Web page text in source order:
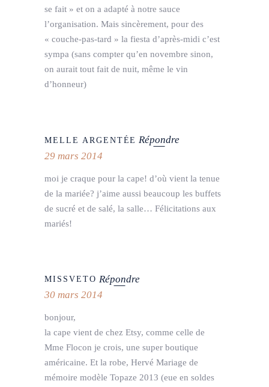
se fait » et on a adapté à notre sauce
l’organisation. Mais sincèrement, pour des
« couche-pas-tard » la fiesta d’après-midi c’est
sympa (sans compter qu’en novembre sinon,
on aurait tout fait de nuit, même le vin
d’honneur)
MELLE ARGENTÉE Répondre
29 mars 2014
moi je craque pour la cape! d’où vient la tenue
de la mariée? j’aime aussi beaucoup les buffets
de sucré et de salé, la salle… Félicitations aux
mariés!
MISSVETO Répondre
30 mars 2014
bonjour,
la cape vient de chez Etsy, comme celle de
Mme Flocon je crois, une super boutique
américaine. Et la robe, Hervé Mariage de
mémoire modèle Topaze 2013 (eue en soldes